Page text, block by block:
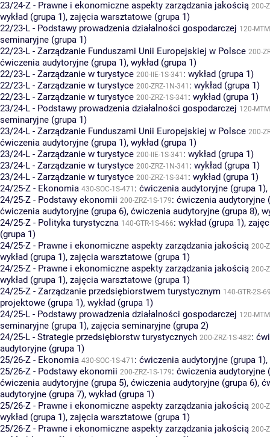
23/24-Z - Prawne i ekonomiczne aspekty zarządzania jakością 200-
wykład (grupa 1), zajęcia warsztatowe (grupa 1)
22/23-L - Podstawy prowadzenia działalności gospodarczej 120-
seminaryjne (grupa 1)
22/23-L - Zarządzanie Funduszami Unii Europejskiej w Polsce 200-
ćwiczenia audytoryjne (grupa 1), wykład (grupa 1)
22/23-L - Zarządzanie w turystyce 200-IIE-1S-341 : wykład (grupa 1)
22/23-L - Zarządzanie w turystyce 200-ZRZ-1N-341 : wykład (grupa 1)
22/23-L - Zarządzanie w turystyce 200-ZRZ-1S-341 : wykład (grupa 1)
23/24-L - Podstawy prowadzenia działalności gospodarczej 120-
seminaryjne (grupa 1)
23/24-L - Zarządzanie Funduszami Unii Europejskiej w Polsce 200-
ćwiczenia audytoryjne (grupa 1), wykład (grupa 1)
23/24-L - Zarządzanie w turystyce 200-IIE-1S-341 : wykład (grupa 1)
23/24-L - Zarządzanie w turystyce 200-ZRZ-1N-341 : wykład (grupa 1)
23/24-L - Zarządzanie w turystyce 200-ZRZ-1S-341 : wykład (grupa 1)
24/25-Z - Ekonomia 430-SOC-1S-471 : ćwiczenia audytoryjne (grupa 1),
24/25-Z - Podstawy ekonomii 200-ZRZ-1S-179: ćwiczenia audytoryjne
ćwiczenia audytoryjne (grupa 6), ćwiczenia audytoryjne (grupa 8),
24/25-Z - Polityka turystyczna 140-GTR-1S-466: wykład (grupa 1),
(grupa 1)
24/25-Z - Prawne i ekonomiczne aspekty zarządzania jakością 200-
wykład (grupa 1), zajęcia warsztatowe (grupa 1)
24/25-Z - Prawne i ekonomiczne aspekty zarządzania jakością 200-
wykład (grupa 1), zajęcia warsztatowe (grupa 1)
24/25-Z - Zarządzanie przedsiębiorstwem turystycznym 140-GTR-2S-
projektowe (grupa 1), wykład (grupa 1)
24/25-L - Podstawy prowadzenia działalności gospodarczej 120-
seminaryjne (grupa 1), zajęcia seminaryjne (grupa 2)
24/25-L - Strategie przedsiębiorstw turystycznych 200-ZRZ-1S-482:
audytoryjne (grupa 1)
25/26-Z - Ekonomia 430-SOC-1S-471 : ćwiczenia audytoryjne (grupa 1),
25/26-Z - Podstawy ekonomii 200-ZRZ-1S-179: ćwiczenia audytoryjne
ćwiczenia audytoryjne (grupa 5), ćwiczenia audytoryjne (grupa 6),
audytoryjne (grupa 7), wykład (grupa 1)
25/26-Z - Prawne i ekonomiczne aspekty zarządzania jakością 200-
wykład (grupa 1), zajęcia warsztatowe (grupa 1)
25/26-Z - Prawne i ekonomiczne aspekty zarządzania jakością 200-